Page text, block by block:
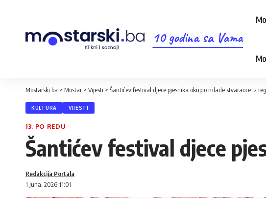
10 godina sa Vama
Mostarski.ba > Mostar > Vijesti > Šantićev festival djece pjesnika okupio mlade stvaraoce iz
KULTURA VIJESTI
13. PO REDU
Šantićev festival djece
1 Juna, 2026 11:01
Redakcija Portala